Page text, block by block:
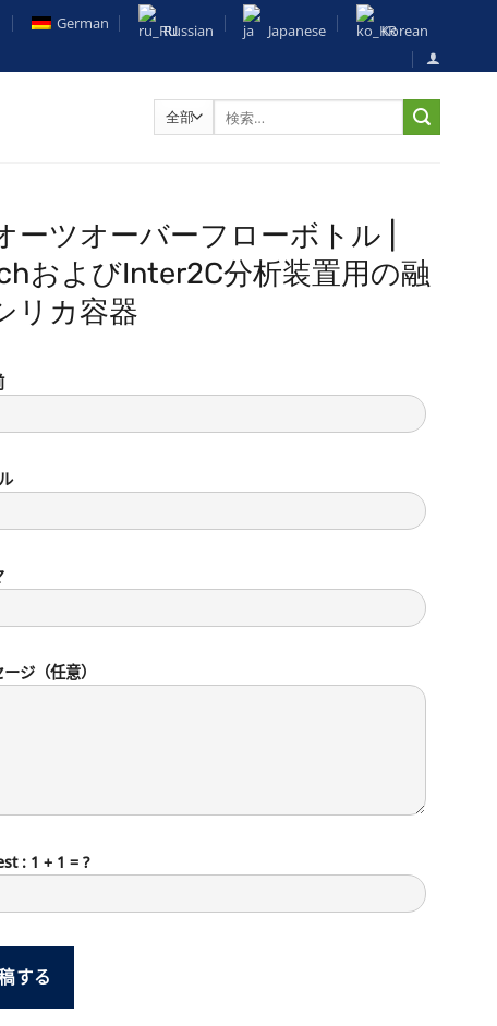
German Russian Japanese Korean
ーツオーバーフローボトル |
およびInter2C分析装置用の融
リカ容器
ジ（任意）
: 1 + 1 = ?